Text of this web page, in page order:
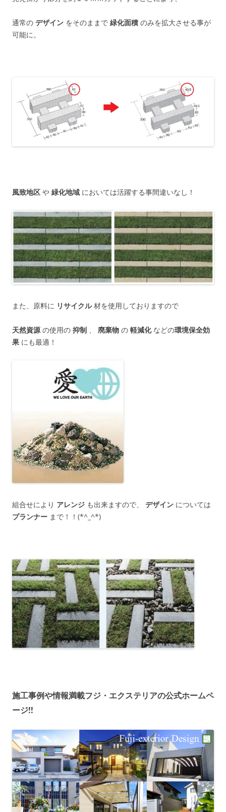
通常の デザイン をそのままで 緑化面積 のみを拡大させる事が
可能に。
風致地区 や 緑化地域 においては活躍する事間違いなし！
また、原料に リサイクル材を使用しておりますので
天然資源の使用の 抑制 、 廃棄物 の 軽減化などの環境保全効
果 にも最適！
組合せにより アレンジ も出来ますので、 デザイン については
プランナー まで！！(*^_^*)
施工事例や情報満載フジ・エクステリアの公式ホームペ
ージ!!